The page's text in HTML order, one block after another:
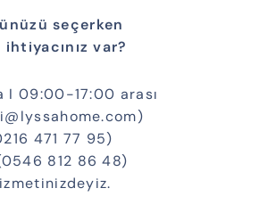
seçerken
ihtiyacınız var?
I 09:00-17:00 arası
471 77 95)
812 86 48)